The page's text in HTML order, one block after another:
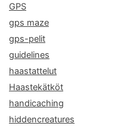
GPS
gps maze
gps-pelit
guidelines
haastattelut
Haastekätköt
handicaching
hiddencreatures